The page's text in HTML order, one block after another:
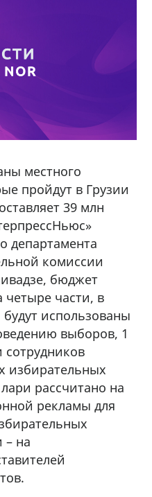
местного
пройдут в Грузии
39 млн
департамента
комиссии
бюджет
четыре части, в
использованы
выборов, 1
сотрудников
избирательных
рассчитано на
рекламы для
– на